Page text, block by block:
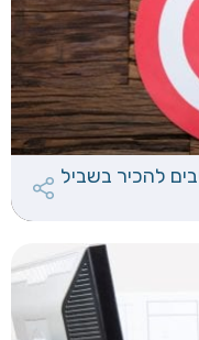
להכיר בשביל